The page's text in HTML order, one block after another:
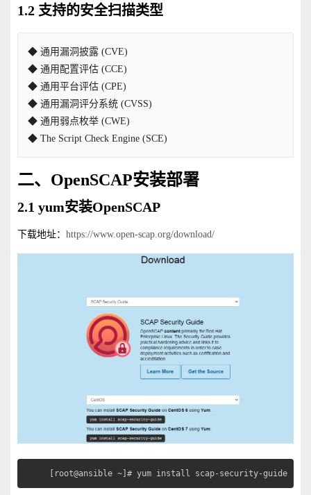
1.2 支持的安全扫描类型
◆ 通用漏洞披露 (CVE)
◆ 通用配置评估 (CCE)
◆ 通用平台评估 (CPE)
◆ 通用漏洞评分系统 (CVSS)
◆ 通用弱点枚举 (CWE)
◆ The Script Check Engine (SCE)
二、OpenSCAP安装部署
2.1 yum安装OpenSCAP
下载地址： https://www.open-scap.org/download/
[root@ansible ~]# yum install scap-security-guide